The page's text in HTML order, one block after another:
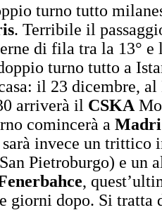
turno tutto
. Terribile il
di fila tra la 13°
turno tutto a
il 23 dicembre,
arriverà il CSKA
comincerà a
invece un trittico
San Pietroburgo) e un
,
giorni dopo. Si tratta